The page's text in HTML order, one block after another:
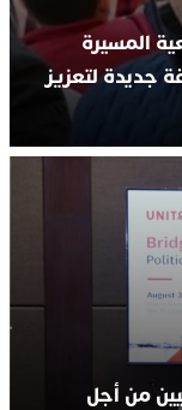
المسيرة
جديدة لتعزيز
من أجل